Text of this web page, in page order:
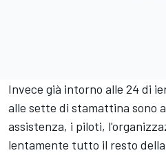
Invece già intorno alle 24 di
alle sette di stamattina sono
assistenza, i piloti,
lentamente tutto il resto